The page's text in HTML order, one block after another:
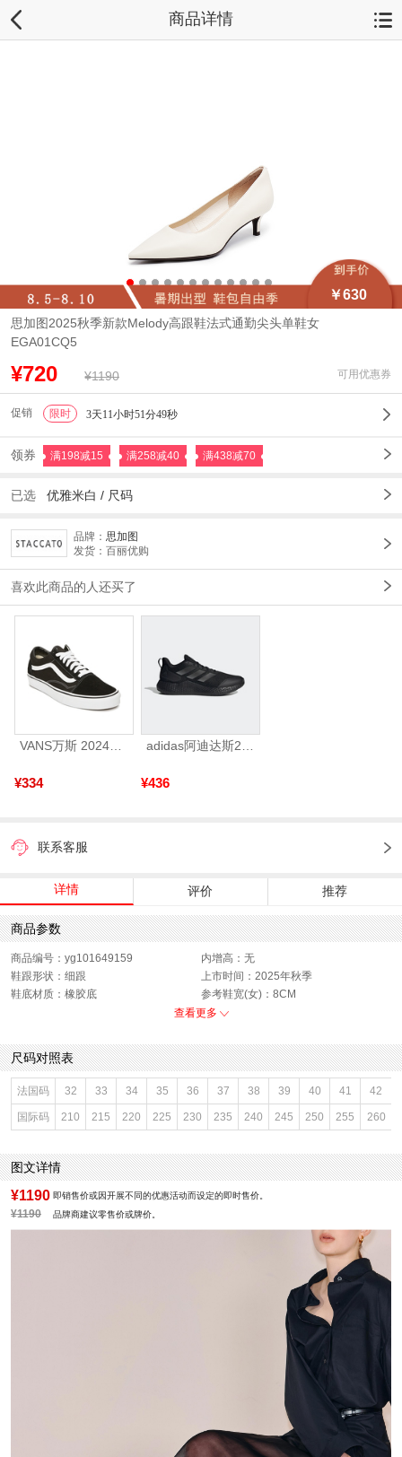
商品详情
￥630
思加图2025秋季新款Melody高跟鞋法式通勤尖头单鞋女
EGA01CQ5
¥720 ¥1190 可用优惠券
促销 限时 3天11小时51分47秒
领券 满198减15 满258减40 满438减70
已选 优雅米白 / 尺码
品牌： 思加图
发货：百丽优购
喜欢此商品的人还买了
VANS万斯 2024年新款中性OldSkool帆布鞋/硫化鞋VN000D3HY28（延续款）
¥334
adidas阿迪达斯2025中性edge gamedaySPW FTW-跑步GW2499
¥436
联系客服
详情 评价 推荐
商品参数
商品编号：yg101649159
内增高：无
鞋跟形状：细跟
上市时间：2025年秋季
鞋底材质：橡胶底
参考鞋宽(女)：8CM
鞋类流行款式：浅口鞋
前掌高度：无
款式季节：秋季
配跟：无
鞋垫材质：牛皮革
鞋头款式：尖头
鞋面材质：羊皮革
鞋面图案：纯色
参考鞋长(女)：26.5CM
制鞋工艺：胶贴皮鞋
跟高数值：4.5CM
里料材质：猪皮革,牛皮革
防水台高度：无
风格：时尚潮流
查看更多
尺码对照表
法国码 32 33 34 35 36 37 38 39 40 41 42
国际码 210 215 220 225 230 235 240 245 250 255 260
图文详情
¥1190 即销售价或因开展不同的优惠活动而设定的即时售价。
¥1190 品牌商建议零售价或牌价。